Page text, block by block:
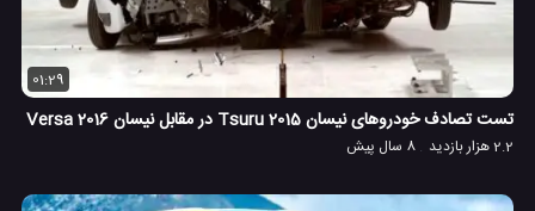
01:29
تست تصادف خودروهای نیسان Tsuru 2015 در مقابل نیسان Versa 2016
2.2 هزار بازدید 8 سال پیش